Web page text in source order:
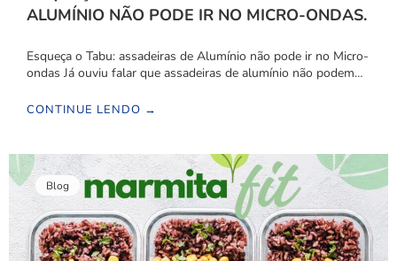
ALUMÍNIO NÃO PODE IR NO MICRO-ONDAS.
Esqueça o Tabu: assadeiras de Alumínio não pode ir no Micro-
ondas Já ouviu falar que assadeiras de alumínio não podem…
CONTINUE LENDO →
Blog